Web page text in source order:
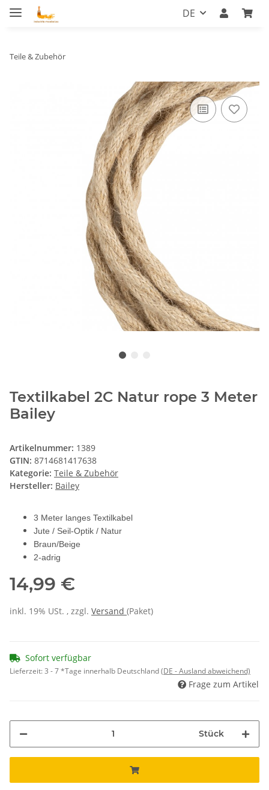
DE
Teile & Zubehör
Textilkabel 2C Natur rope 3 Meter
Bailey
Artikelnummer: 1389
GTIN: 8714681417638
Kategorie: Teile & Zubehör
Hersteller: Bailey
3 Meter langes Textilkabel
Jute / Seil-Optik / Natur
Braun/Beige
2-adrig
14,99 €
inkl. 19% USt. , zzgl. Versand (Paket)
Sofort verfügbar
Lieferzeit:3 - 7 *Tage innerhalb Deutschland(DE - Ausland abweichend)
Frage zum Artikel
Stück